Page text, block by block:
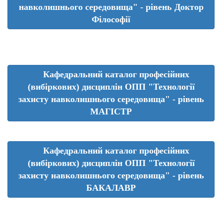
навколишнього середовища" - рівень Доктор
Філософії
Кафедральний каталог професійних
(вибіркових) дисциплін ОПП "Технології
захисту навколишнього середовища" - рівень
МАГІСТР
Кафедральний каталог професійних
(вибіркових) дисциплін ОПП "Технології
захисту навколишнього середовища" - рівень
БАКАЛАВР